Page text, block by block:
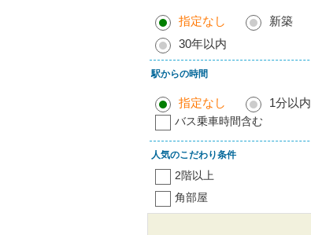
指定なし 新築
30年以内
駅からの時間
指定なし 1分以内
バス乗車時間含む
人気のこだわり条件
2階以上
角部屋